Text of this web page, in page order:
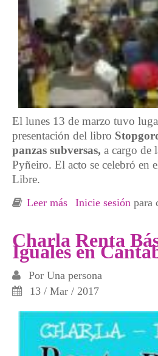
El lunes 13 de marzo tuvo
presentación del libro
panzas subversas, a cargo de
Pyñeiro. El acto se celebró en
Libre.
Leer más sobre Presentación
Inicie sesión para
Charla Renta
Iguales en
Por Una persona
13 / Mar / 2017